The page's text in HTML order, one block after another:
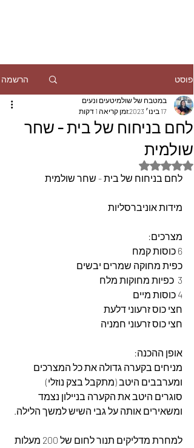
פוסט הרשמה
לחם בניחוח של בית - שחר
שולמית
במטבח של שולמיטעים ונעים
17 בינו׳ 2023
זמן קריאה 1 דקות
דירוג של NaN מתוך 5 כוכבים
לחם בניחוח של בית - שחר שולמית
מידות אוניברסליות
מצרכים:
6 כוסות קמח
כפית מחוקה שמרים יבשים
3  כפיות מחוקות מלח
4 כוסות מיים
חצי כוס זרעוני דלעת
חצי כוס זרעוני חמניה
אופן ההכנה:
מניחים בקערה גדולה את כל המצרכים
ומערבבים היטב (מתקבל בצק נוזלי)
סוגרים היטב את הקערה בניילון נצמד
ומשאירים אותה על גבי השיש למשך הלילה.
למחרת מדליקים תנור לחום של 200 מעלות